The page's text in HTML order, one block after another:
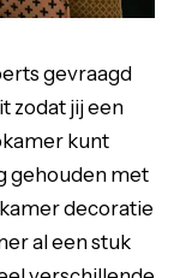
gevraagd
zodat jij een
kunt
gehouden met
decoratie
al een stuk